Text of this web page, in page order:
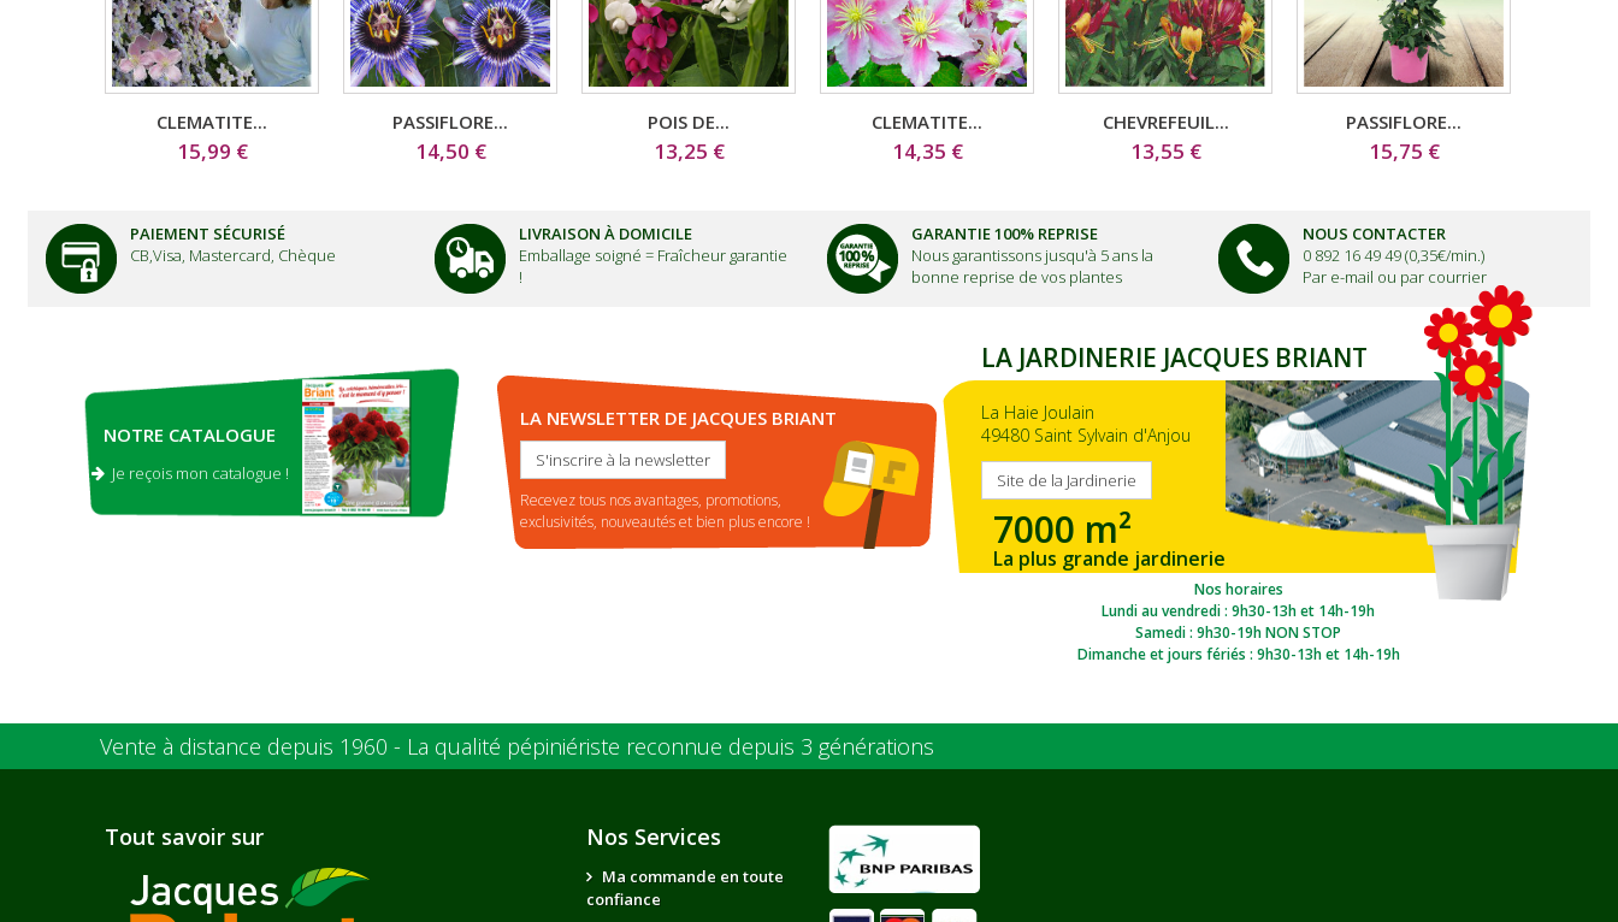
CLEMATITE...
15,99 €
PASSIFLORE...
14,50 €
POIS DE...
13,25 €
CLEMATITE...
14,35 €
CHEVREFEUIL...
13,55 €
PASSIFLORE...
15,75 €
PAIEMENT SÉCURISÉ
CB,Visa, Mastercard, Chèque
LIVRAISON À DOMICILE
Emballage soigné = Fraîcheur garantie
!
GARANTIE 100% REPRISE
Nous garantissons jusqu'à 5 ans la
bonne reprise de vos plantes
NOUS CONTACTER
0 892 16 49 49 (0,35€/min.)
Par e-mail ou par courrier
NOTRE CATALOGUE
Je reçois mon catalogue !
LA NEWSLETTER DE JACQUES BRIANT
S'inscrire à la newsletter
Recevez tous nos avantages, promotions,
exclusivités, nouveautés et bien plus encore !
LA JARDINERIE JACQUES BRIANT
La Haie Joulain
49480 Saint Sylvain d'Anjou
Site de la Jardinerie
7000 m²
La plus grande jardinerie
de la région Ouest
Nos horaires
Lundi au vendredi : 9h30-13h et 14h-19h
Samedi : 9h30-19h NON STOP
Dimanche et jours fériés : 9h30-13h et 14h-19h
Vente à distance depuis 1960 - La qualité pépiniériste reconnue depuis 3 générations
Tout savoir sur Nos Services
Ma commande en toute
confiance